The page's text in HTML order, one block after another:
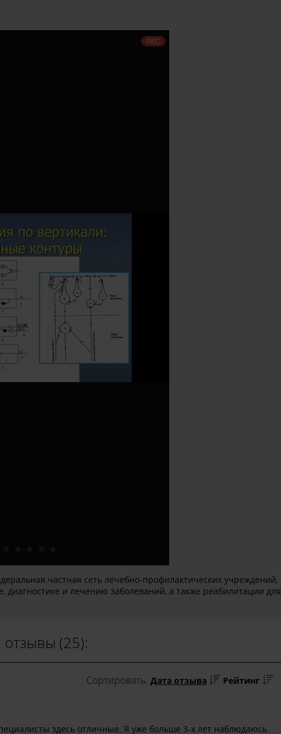
частная сеть лечебно-профилактических учреждений,
и лечению заболеваний, а также реабилитации для
(25):
Сортировать: Дата отзыва Рейтинг
здесь отличные. Я уже больше 3-х лет наблюдаюсь